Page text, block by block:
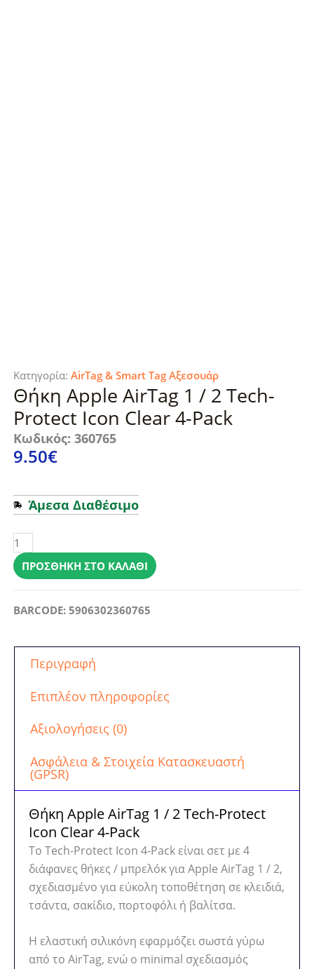
Κατηγορία: AirTag & Smart Tag Αξεσουάρ
Θήκη Apple AirTag 1 / 2 Tech-
Protect Icon Clear 4-Pack
Κωδικός: 360765
9.50€
Άμεσα Διαθέσιμο
Apple
AirTag
1
2
Protect
Icon
Pack
ΠΡΟΣΘΉΚΗ ΣΤΟ ΚΑΛΆΘΙ
BARCODE: 5906302360765
Περιγραφή
Επιπλέον πληροφορίες
Αξιολογήσεις (0)
Ασφάλεια & Στοιχεία Κατασκευαστή
(GPSR)
Θήκη Apple AirTag 1 / 2 Tech-Protect
Icon Clear 4-Pack
Το Tech-Protect Icon 4-Pack είναι σετ με 4
διάφανες θήκες / μπρελόκ για Apple AirTag 1 / 2,
σχεδιασμένο για εύκολη τοποθέτηση σε κλειδιά,
τσάντα, σακίδιο, πορτοφόλι ή βαλίτσα.
Η ελαστική σιλικόνη εφαρμόζει σωστά γύρω
από το AirTag, ενώ ο minimal σχεδιασμός